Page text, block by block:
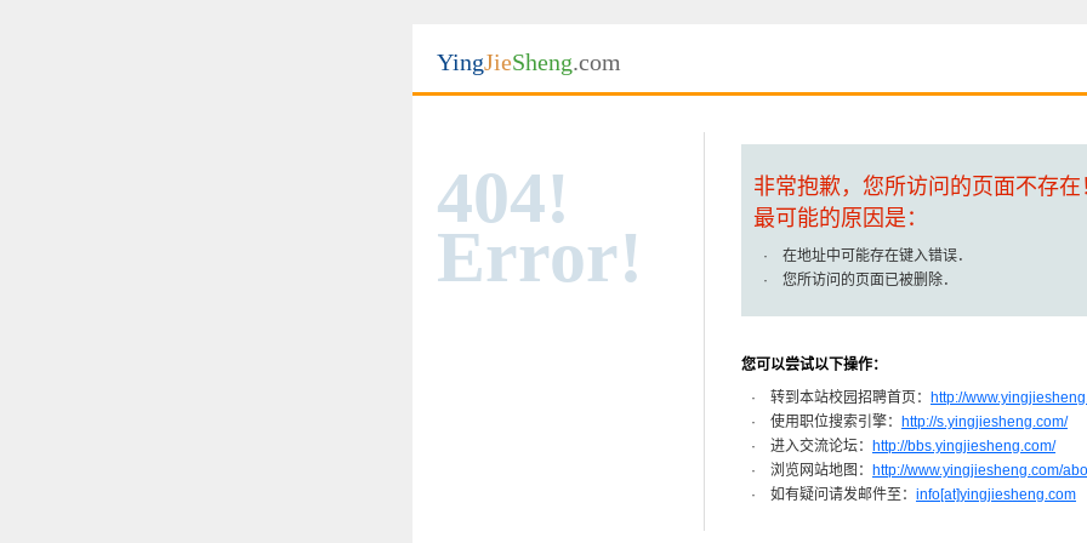
YingJieSheng.com
404!
Error!
非常抱歉，您所访问的页面不存在
最可能的原因是：
· 在地址中可能存在键入错误．
· 您所访问的页面已被删除．
您可以尝试以下操作：
· 转到本站校园招聘首页： http://
· 使用职位搜索引擎： http://s.yingjiesheng.com/
· 进入交流论坛： http://bbs.yingjiesheng.com/
· 浏览网站地图： http://www.yingjiesheng.com/
· 如有疑问请发邮件至： info[at]yingjiesheng.com